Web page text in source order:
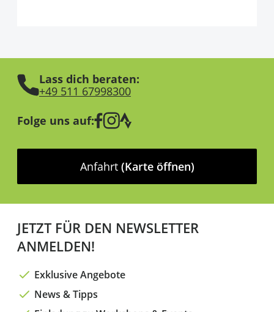
Lass dich beraten:
+49 511 67998300
Folge uns auf:
Anfahrt (Karte öffnen)
JETZT FÜR DEN NEWSLETTER
ANMELDEN!
Exklusive Angebote
News & Tipps